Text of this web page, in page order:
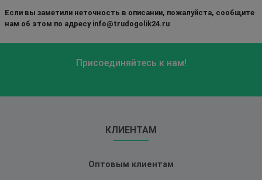
Если вы заметили неточность в описании, пожалуйста, сообщите
нам об этом по адресу info@trudogolik24.ru
Присоединяйтесь к нам!
КЛИЕНТАМ
Оптовым клиентам